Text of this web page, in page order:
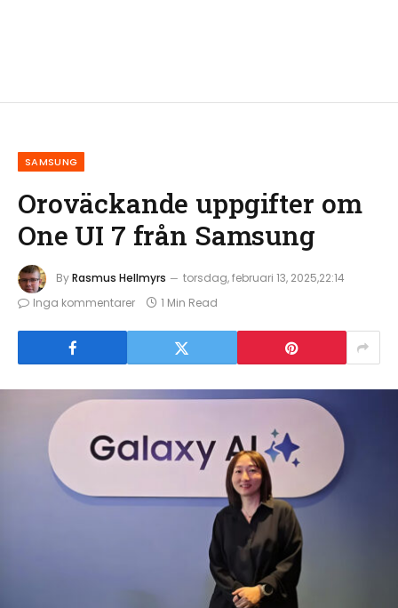
SAMSUNG
Oroväckande uppgifter om
One UI 7 från Samsung
ByRasmus Hellmyrs
torsdag, februari 13, 2025,22:14
Inga kommentarer
1 Min Read